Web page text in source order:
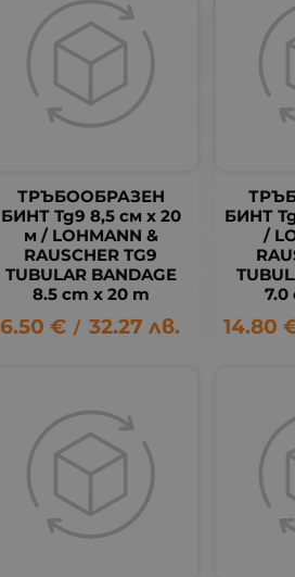
ТРЪБООБРАЗЕН
БИНТ Tg9 8,5 см x 20
м / LOHMANN &
RAUSCHER TG9
TUBULAR BANDAGE
8.5 cm х 20 m
€ / 32.27 лв.
БИНТ
/
7.0
14.80